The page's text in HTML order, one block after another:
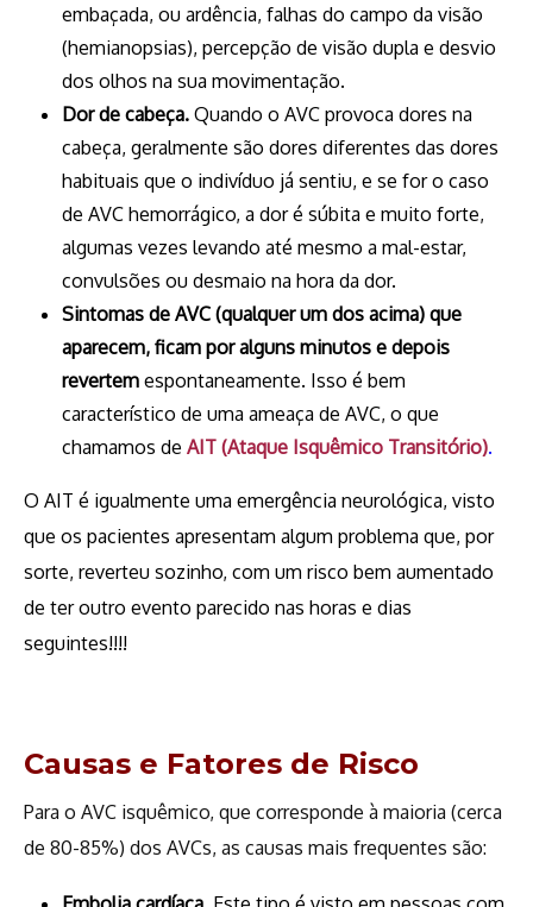
embaçada, ou ardência, falhas do campo da visão
(hemianopsias), percepção de visão dupla e desvio
dos olhos na sua movimentação.
Dor de cabeça. Quando o AVC provoca dores na
cabeça, geralmente são dores diferentes das dores
habituais que o indivíduo já sentiu, e se for o caso
de AVC hemorrágico, a dor é súbita e muito forte,
algumas vezes levando até mesmo a mal-estar,
convulsões ou desmaio na hora da dor.
Sintomas de AVC (qualquer um dos acima) que
aparecem, ficam por alguns minutos e depois
revertem espontaneamente. Isso é bem
característico de uma ameaça de AVC, o que
chamamos de AIT (Ataque Isquêmico Transitório).
O AIT é igualmente uma emergência neurológica, visto
que os pacientes apresentam algum problema que, por
sorte, reverteu sozinho, com um risco bem aumentado
de ter outro evento parecido nas horas e dias
seguintes!!!!
Causas e Fatores de Risco
Para o AVC isquêmico, que corresponde à maioria (cerca
de 80-85%) dos AVCs, as causas mais frequentes são: